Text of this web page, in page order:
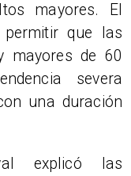
mayores. El
que las
mayores de 60
severa
una duración
explicó las